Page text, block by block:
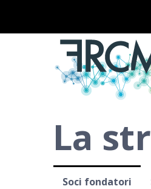
La
Soci fondatori